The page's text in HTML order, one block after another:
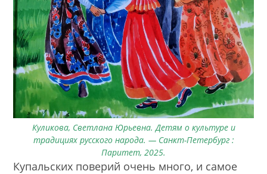
Куликова, Светлана Юрьевна. Детям о культуре и
традициях русского народа. — Санкт-Петербург :
Паритет, 2025.
Купальских поверий очень много, и самое